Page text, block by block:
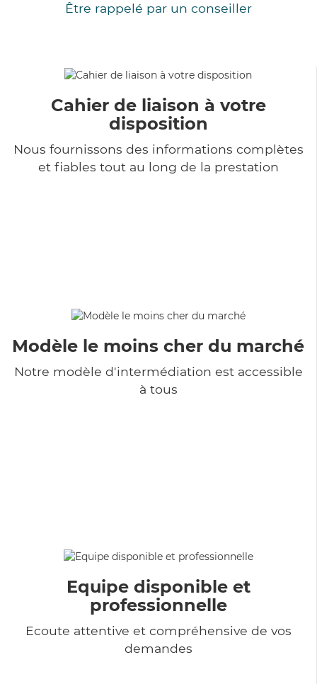
Être rappelé par un conseiller
Cahier de liaison à votre
disposition
Nous fournissons des informations complètes
et fiables tout au long de la prestation
Modèle le moins cher du marché
Notre modèle d'intermédiation est accessible
à tous
Equipe disponible et
professionnelle
Ecoute attentive et compréhensive de vos
demandes